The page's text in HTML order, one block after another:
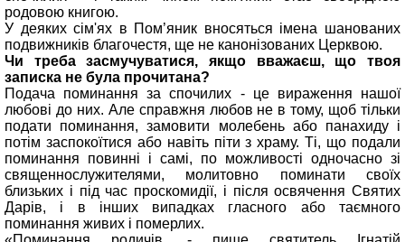
родовою книгою.
У деяких сім'ях в Пом’яник вносяться імена шанованих
подвижників благочестя, ще не канонізованих Церквою.
Чи треба засмучуватися, якщо вважаєш, що твоя
записка не була прочитана?
Подача поминання за спочилих - це вираження нашої
любові до них. Але справжня любов не в тому, щоб тільки
подати поминання, замовити молебень або панахиду і
потім заспокоїтися або навіть піти з храму. Ті, що подали
поминання повинні і самі, по можливості одночасно зі
священнослужителями, молитовно поминати своїх
близьких і під час проскомидії, і після освячення Святих
Дарів, і в інших випадках гласного або таємного
поминання живих і померлих.